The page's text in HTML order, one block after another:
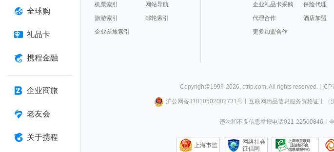
全球购
礼品卡
携程金融
企业商旅
老友会
关于携程
机票索引
网站导航
旅游索引
邮轮索引
企业差旅索引
企业礼品卡采购
保险代理
代理合作
酒店加盟
更多加盟合作
Copyright©1999-2026, ctrip.com. All rights reserved. | ICP
沪公网备31010502002731号丨 互联网药品信息服务资格证
违法和不良信息举报电话021-22500846
上海市监
网络社会
征信网